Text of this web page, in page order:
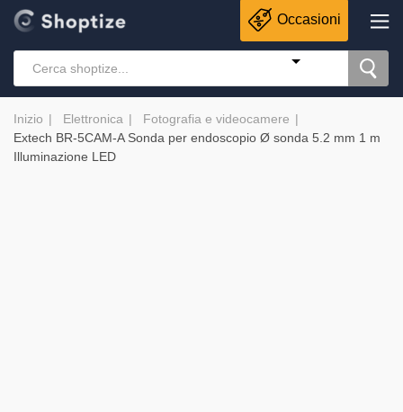
Occasioni
Inizio Elettronica
Fotografia e videocamere
Extech BR-5CAM-A Sonda per endoscopio Ø sonda 5.2 mm 1 m
Illuminazione LED